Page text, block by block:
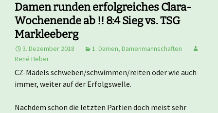
Damen runden erfolgreiches Clara-
Wochenende ab !! 8:4 Sieg vs. TSG
Markleeberg
3. Dezember 2018 1. Damen, Damenmannschaften
René Heber
CZ-Mädels schweben/schwimmen/reiten oder wie auch
immer, weiter auf der Erfolgswelle.
Nachdem schon die letzten Partien doch meist sehr